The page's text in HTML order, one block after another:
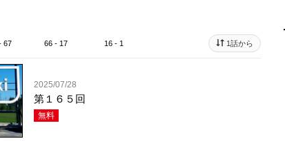
67 66 - 17 16 - 1 1話から
2025/07/28
第１６５回
無料